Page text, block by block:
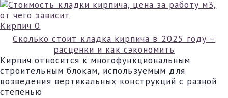
Кирпич 0
Сколько стоит кладка кирпича в 2025 году –
расценки и как сэкономить
Кирпич относится к многофункциональным
строительным блокам, используемым для
возведения вертикальных конструкций с разной
степенью